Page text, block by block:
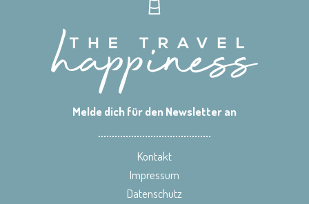
Melde dich für den Newsletter an
Kontakt
Impressum
Datenschutz